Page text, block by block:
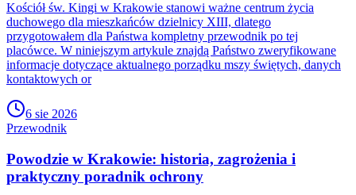
Kościół św. Kingi w Krakowie stanowi ważne centrum życia
duchowego dla mieszkańców dzielnicy XIII, dlatego
przygotowałem dla Państwa kompletny przewodnik po tej
placówce. W niniejszym artykule znajdą Państwo zweryfikowane
informacje dotyczące aktualnego porządku mszy świętych, danych
kontaktowych or
6 sie 2026
Przewodnik
Powodzie w Krakowie: historia, zagrożenia i
praktyczny poradnik ochrony